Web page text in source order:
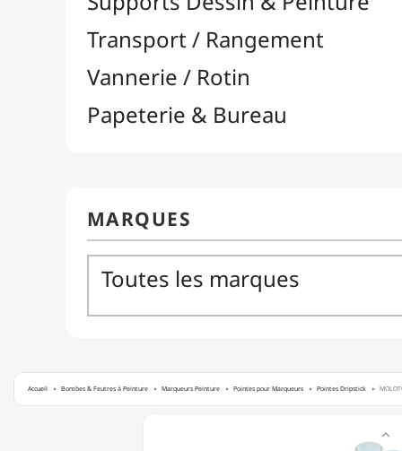
Accueil Bombes & Feutres à Peinture Marqueurs Peinture Pointes pour Marqueurs Pointes Dripstick
